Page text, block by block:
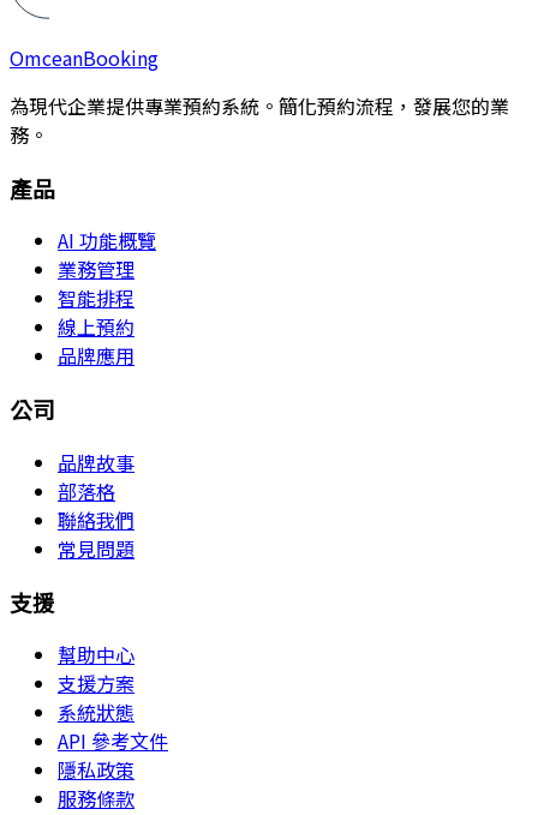
OmceanBooking
為現代企業提供專業預約系統。簡化預約流程，發展您的業
務。
產品
AI 功能概覽
業務管理
智能排程
線上預約
品牌應用
公司
品牌故事
部落格
聯絡我們
常見問題
支援
幫助中心
支援方案
系統狀態
API 參考文件
隱私政策
服務條款